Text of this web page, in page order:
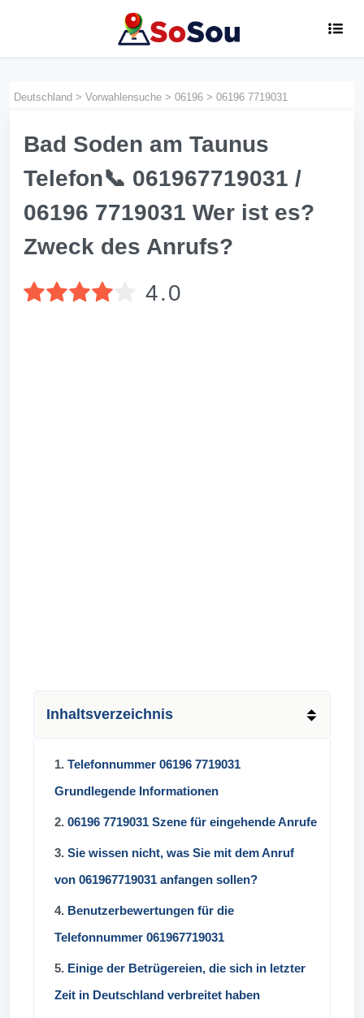
Deutschland > Vorwahlensuche > 06196 > 06196 7719031
Bad Soden am Taunus
Telefon📞 061967719031 /
06196 7719031 Wer ist es?
Zweck des Anrufs?
4.0
Inhaltsverzeichnis
1. Telefonnummer 06196 7719031
Grundlegende Informationen
2. 06196 7719031 Szene für eingehende Anrufe
3. Sie wissen nicht, was Sie mit dem Anruf
von 061967719031 anfangen sollen?
4. Benutzerbewertungen für die
Telefonnummer 061967719031
5. Einige der Betrügereien, die sich in letzter
Zeit in Deutschland verbreitet haben